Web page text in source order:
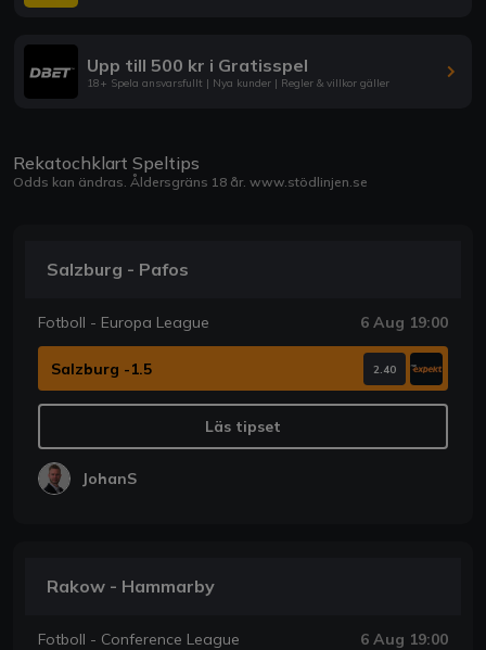
Upp till 500 kr i Gratisspel
18+ Spela ansvarsfullt | Nya kunder | Regler & villkor gäller
Rekatochklart Speltips
Odds kan ändras. Åldersgräns 18 år. www.stödlinjen.se
Salzburg - Pafos
Fotboll - Europa League 6 Aug 19:00
Salzburg -1.5 2.40
Läs tipset
JohanS
Rakow - Hammarby
Fotboll - Conference League 6 Aug 19:00